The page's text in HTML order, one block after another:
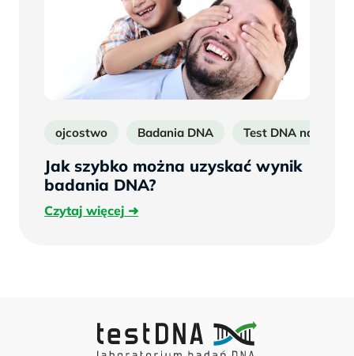
ojcostwo Badania DNA Test DNA na
Jak szybko można uzyskać wynik
badania DNA?
Czytaj więcejCzytaj